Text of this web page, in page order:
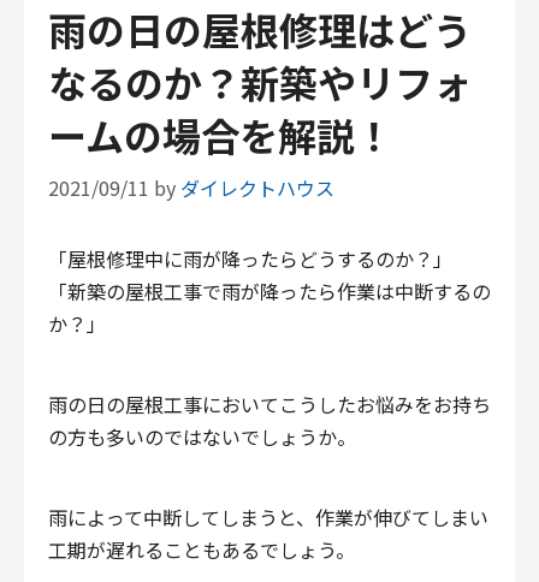
雨の日の屋根修理はどう
なるのか？新築やリフォ
ームの場合を解説！
2021/09/11 by ダイレクトハウス
「屋根修理中に雨が降ったらどうするのか？」
「新築の屋根工事で雨が降ったら作業は中断するの
か？」
雨の日の屋根工事においてこうしたお悩みをお持ち
の方も多いのではないでしょうか。
雨によって中断してしまうと、作業が伸びてしまい
工期が遅れることもあるでしょう。